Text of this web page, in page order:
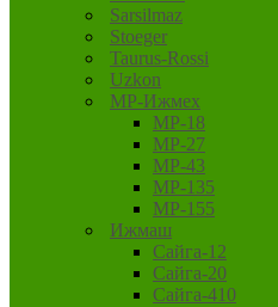
Sarsilmaz
Stoeger
Taurus-Rossi
Uzkon
MP-Ижмех
MP-18
MP-27
MP-43
MP-135
MP-155
Ижмаш
Сайга-12
Сайга-20
Сайга-410